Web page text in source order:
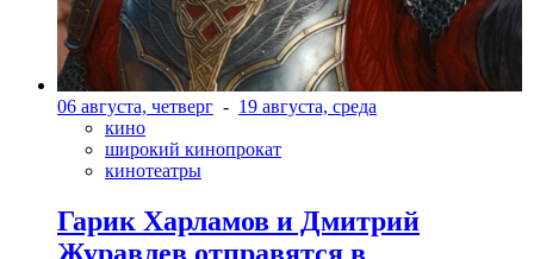
06 августа, четверг - 19 августа, среда
кино
широкий кинопрокат
кинотеатры
Гарик Харламов и Дмитрий